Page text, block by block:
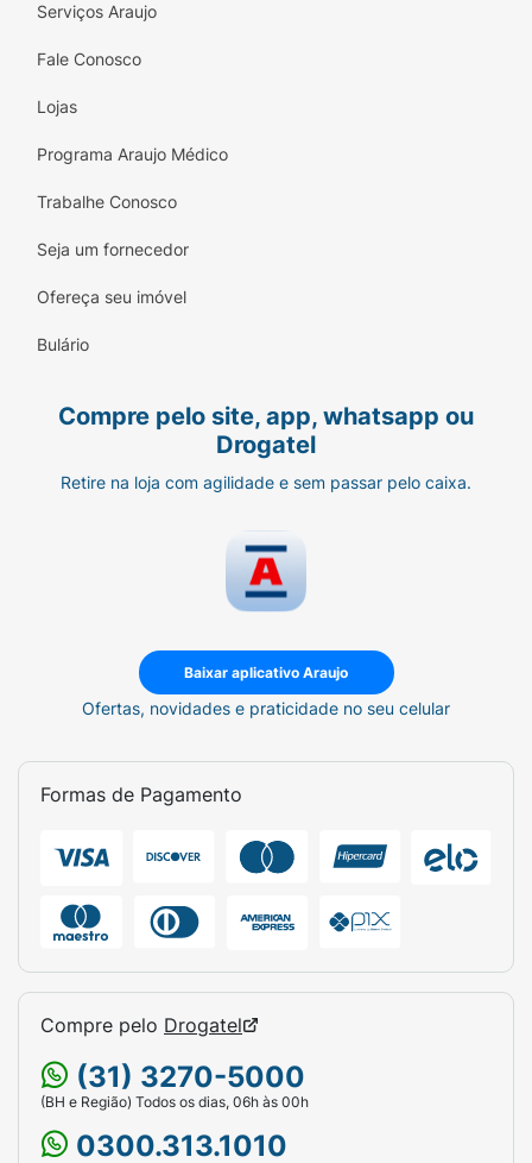
Serviços Araujo
Fale Conosco
Lojas
Programa Araujo Médico
Trabalhe Conosco
Seja um fornecedor
Ofereça seu imóvel
Bulário
Compre pelo site, app, whatsapp ou
Drogatel
Retire na loja com agilidade e sem passar pelo caixa.
Baixar aplicativo Araujo
Ofertas, novidades e praticidade no seu celular
Formas de Pagamento
Compre pelo Drogatel
(31) 3270-5000
(BH e Região) Todos os dias, 06h às 00h
0300.313.1010